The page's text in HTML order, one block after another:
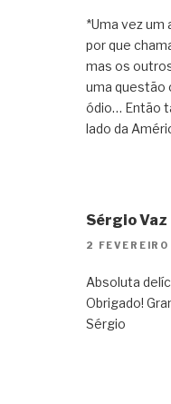
*Uma vez
por que
mas os
uma questão
ódio… Então
lado da
Sérgio Vaz
2
Absoluta
Obrigado!
Sérgio